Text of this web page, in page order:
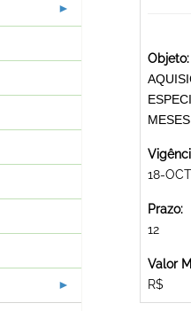
Objeto:
18-
Prazo:
12
Valor
R$